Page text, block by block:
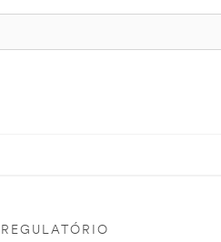
REGULATÓRIO